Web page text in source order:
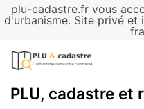
plu-cadastre.fr vous
d'urbanisme. Site privé et
Aller
contenu
PLU, cadastre et